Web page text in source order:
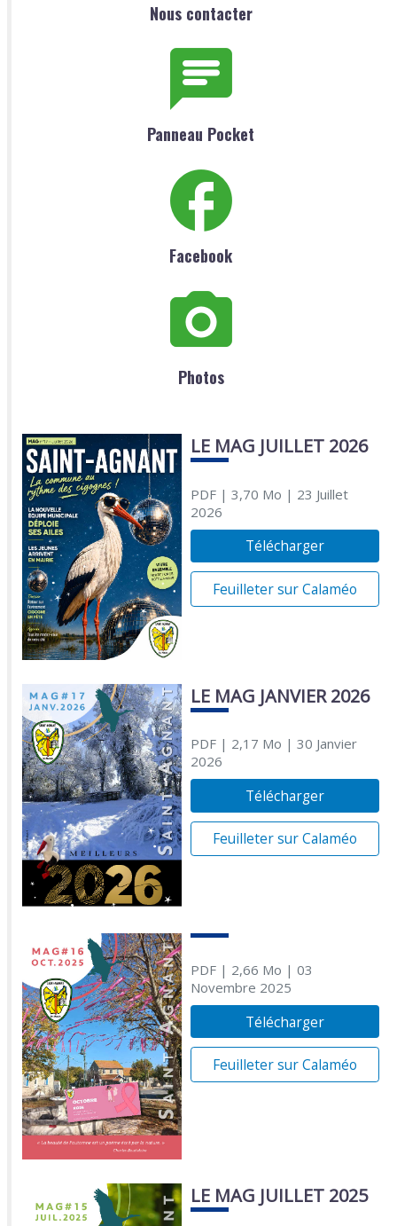
Nous contacter
Panneau Pocket
Facebook
Photos
LE MAG JUILLET 2026
PDF| 3,70 Mo | 23 Juillet
2026
Télécharger
Feuilleter sur Calaméo
LE MAG JANVIER 2026
PDF| 2,17 Mo | 30 Janvier
2026
Télécharger
Feuilleter sur Calaméo
PDF| 2,66 Mo | 03
Novembre 2025
Télécharger
Feuilleter sur Calaméo
LE MAG JUILLET 2025